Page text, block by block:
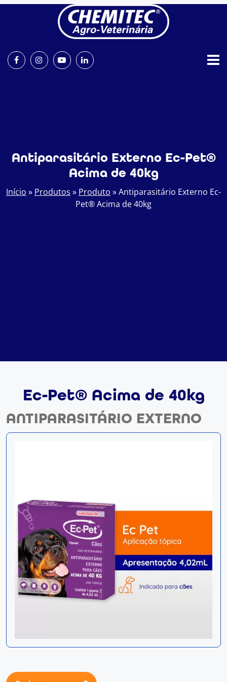
Antiparasitário Externo Ec-Pet®
Acima de 40kg
Início » Produtos » Produto »Antiparasitário Externo Ec-
Pet® Acima de 40kg
Ec-Pet® Acima de 40kg
ANTIPARASITÁRIO EXTERNO